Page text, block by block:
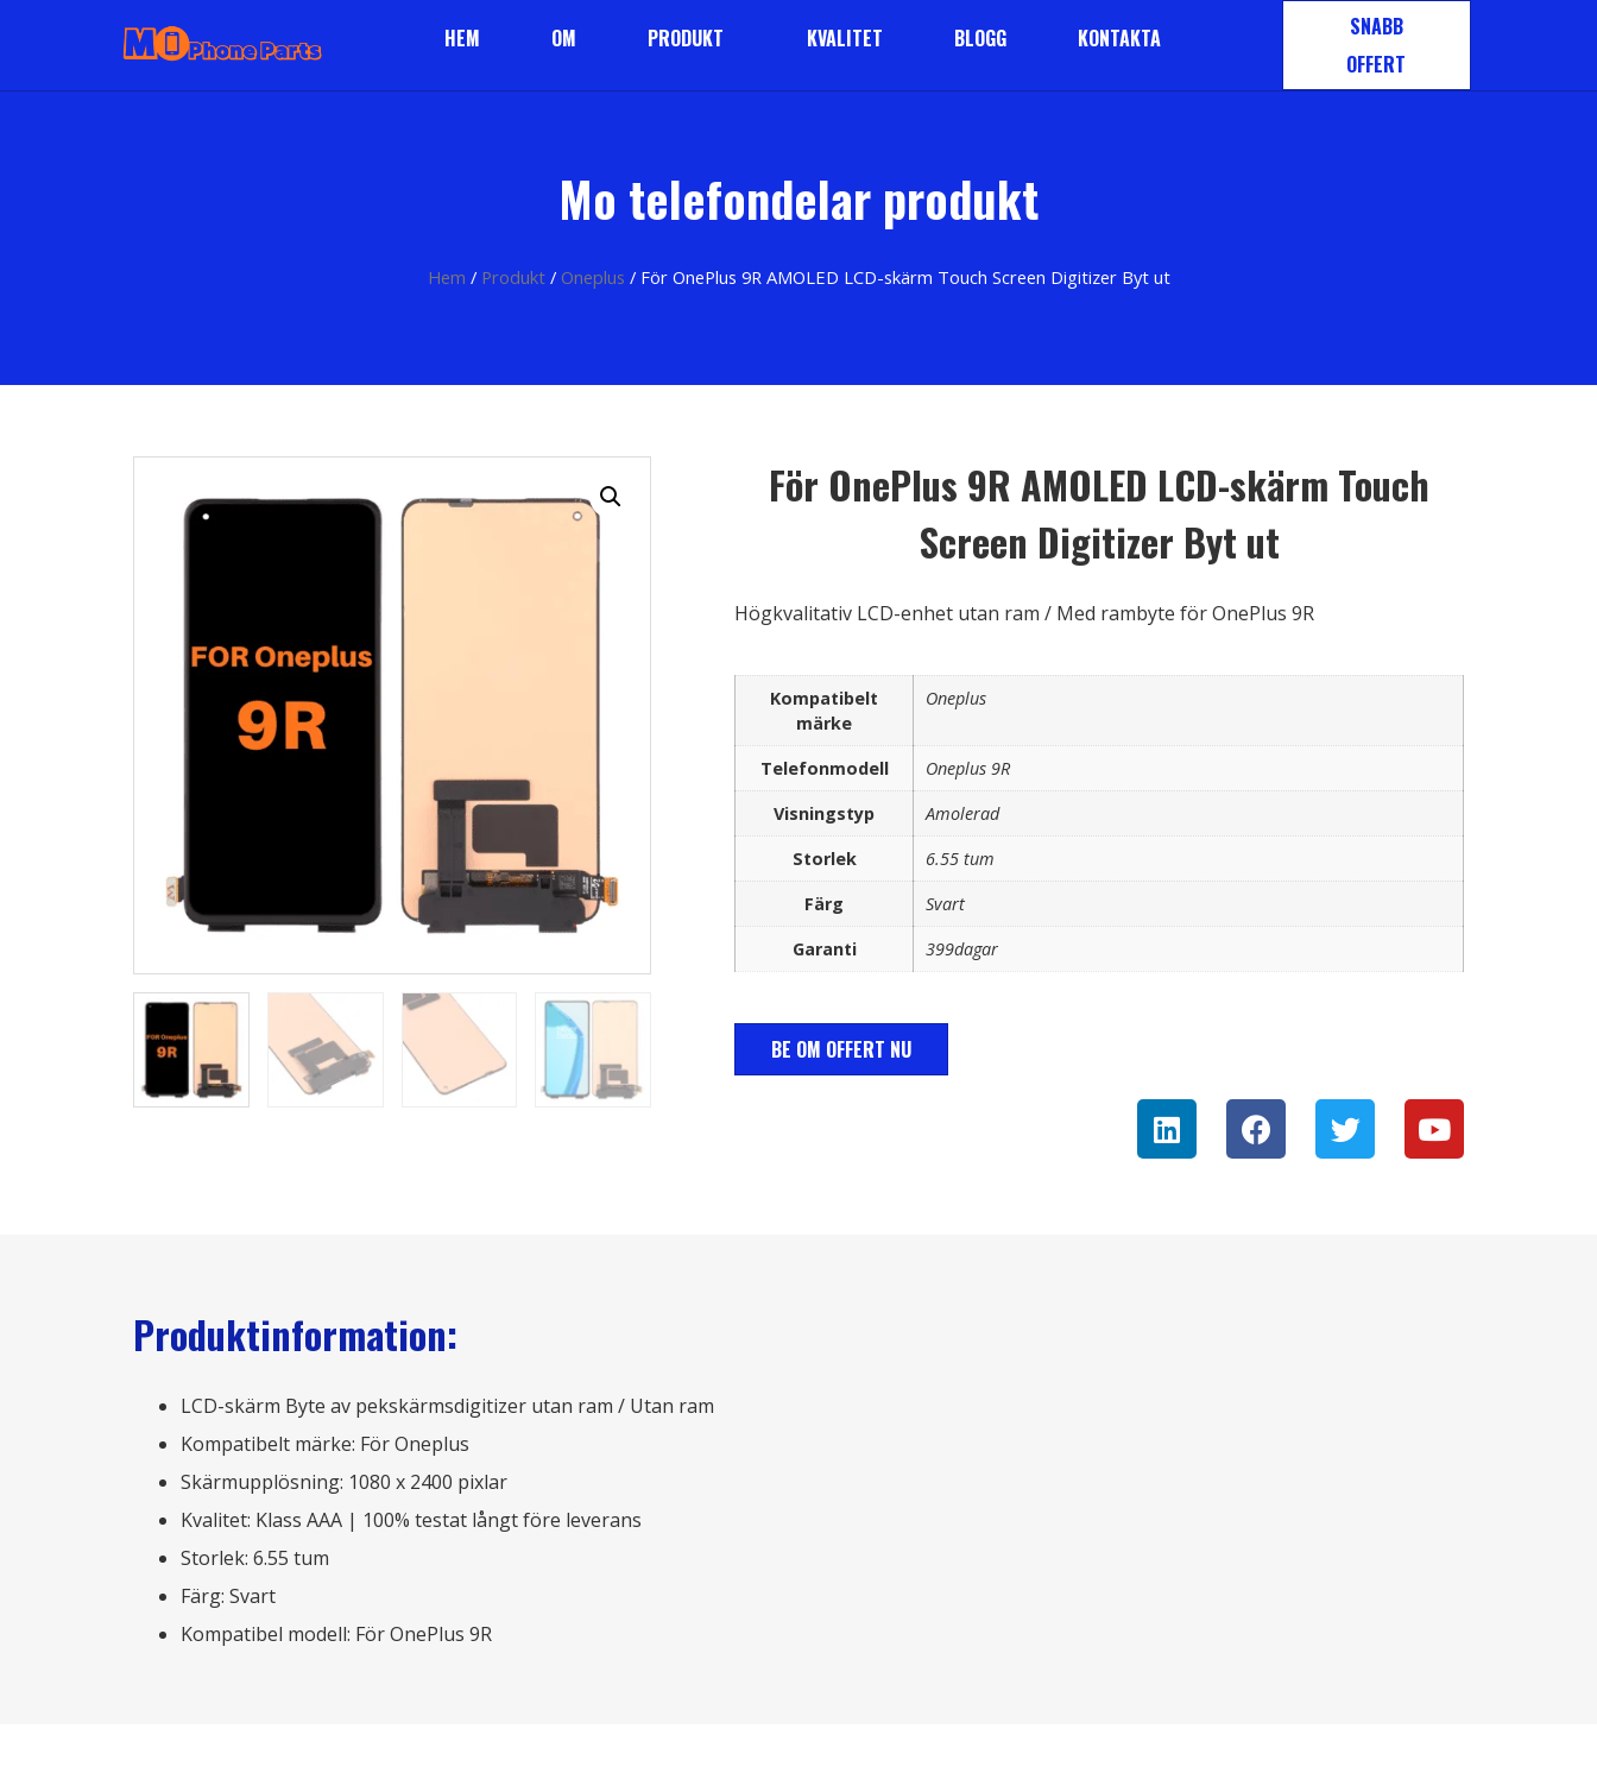
HEM OM PRODUKT KVALITET BLOGG KONTAKTA
SNABB
OFFERT
Mo telefondelar produkt
Hem / Produkt/ Oneplus / För OnePlus 9R AMOLED LCD-skärm Touch Screen Digitizer Byt ut
För OnePlus 9R AMOLED LCD-skärm Touch
Screen Digitizer Byt ut
Högkvalitativ LCD-enhet utan ram / Med rambyte för OnePlus 9R
Kompatibelt
märke
Oneplus
Telefonmodell
Oneplus 9R
Visningstyp
Amolerad
Storlek
6.55 tum
Färg
Svart
Garanti
399dagar
BE OM OFFERT NU
Produktinformation:
LCD-skärm Byte av pekskärmsdigitizer utan ram / Utan ram
Kompatibelt märke: För Oneplus
Skärmupplösning: 1080 x 2400 pixlar
Kvalitet: Klass AAA | 100% testat långt före leverans
Storlek: 6.55 tum
Färg: Svart
Kompatibel modell: För OnePlus 9R